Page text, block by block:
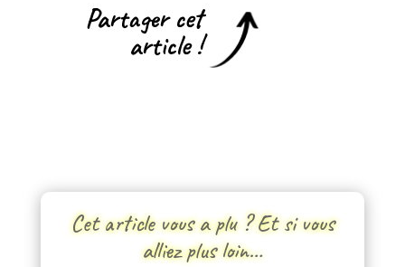
Partager cet
article !
Cet article vous a plu ? Et si vous
alliez plus loin…